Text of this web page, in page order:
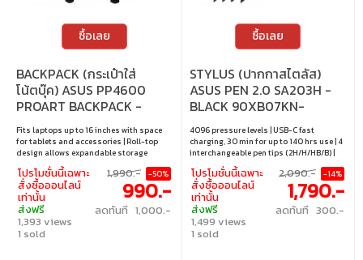
ซื้อเลย
BACKPACK (กระเป๋าใส่
โน้ตบุ๊ค) ASUS PP4600
PROART BACKPACK -
BLACK
Fits laptops up to 16 inches with space
for tablets and accessories | Roll-top
design allows expandable storage
capacity | Water-repellent polyester
material protects gear on the go | Side
and bottom straps for carrying bottles,
umbrellas, or tripods | Ad
โปรโมชั่นนี้เฉพาะ
สั่งซื้อออนไลน์
เท่านั้น
ส่งฟรี
1,393 views
1 sold
1,990.- -50%
990.-
ลดทันที 1,000.-
ซื้อเลย
STYLUS (ปากกาสไตลัส)
ASUS PEN 2.0 SA203H -
BLACK 90XB07KN-
MTO040
4096 pressure levels | USB-C fast
charging, 30 min for up to 140 hrs use | 4
interchangeable pen tips (2H/H/HB/B) |
Bluetooth with shortcut functions | Top
shortcut button + 2 side buttons for
mouse click & erase
โปรโมชั่นนี้เฉพาะ
สั่งซื้อออนไลน์
เท่านั้น
ส่งฟรี
1,499 views
1 sold
2,090.- -14%
1,790.-
ลดทันที 300.-